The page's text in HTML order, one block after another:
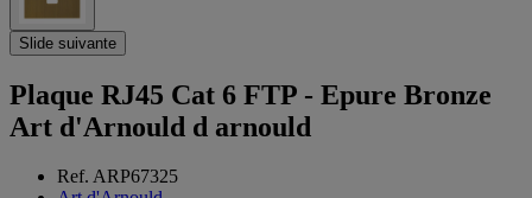
Slide suivante
Plaque RJ45 Cat 6 FTP - Epure Bronze
Art d'Arnould d arnould
Ref. ARP67325